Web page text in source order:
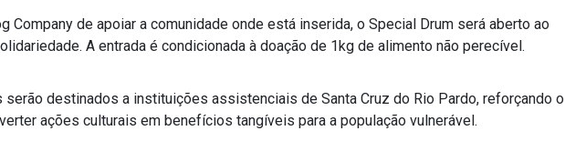
Company de apoiar a comunidade onde está inserida, o Special Drum será aberto ao
A entrada é condicionada à doação de 1kg de alimento não perecível.
destinados a instituições assistenciais de Santa Cruz do Rio Pardo, reforçando o
ações culturais em benefícios tangíveis para a população vulnerável.